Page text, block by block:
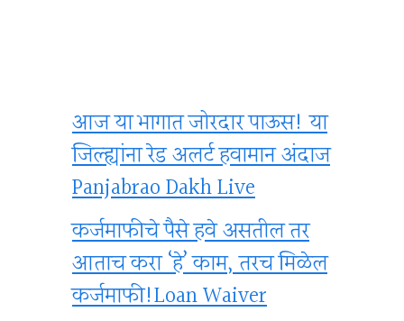
आज या भागात जोरदार पाऊस! या
जिल्ह्यांना रेड अलर्ट हवामान अंदाज
Panjabrao Dakh Live
कर्जमाफीचे पैसे हवे असतील तर
आताच करा ‘हे’ काम, तरच मिळेल
कर्जमाफी!Loan Waiver